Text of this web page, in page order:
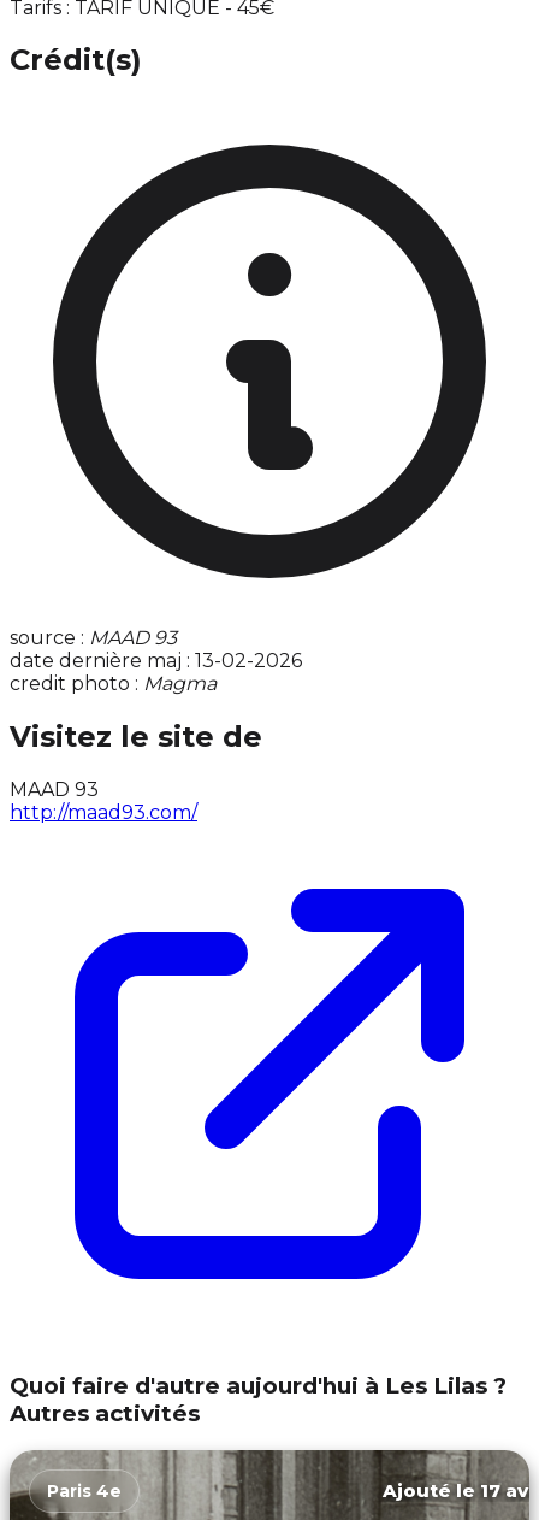
Tarifs : TARIF UNIQUE - 45€
Crédit(s)
source : MAAD 93
date dernière maj : 13-02-2026
credit photo : Magma
Visitez le site de
MAAD 93
http://maad93.com/
Quoi faire d'autre aujourd'hui à Les Lilas ?
Autres activités
Paris 4e Ajouté le 17